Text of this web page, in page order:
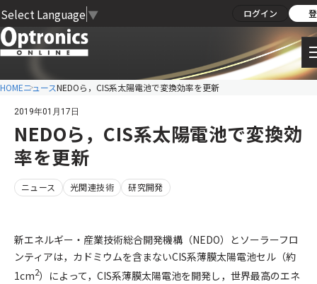
Select Language ▼ ログイン
HOMEニュースNEDOら，CIS系太陽電池で変換効率を更新
2019年01月17日
NEDOら，CIS系太陽電池で変換効
率を更新
ニュース 光関連技術 研究開発
新エネルギー・産業技術総合開発機構（NEDO）とソーラーフロ
ンティアは，カドミウムを含まないCIS系薄膜太陽電池セル（約
1cm2）によって，CIS系薄膜太陽電池を開発し，世界最高のエネ